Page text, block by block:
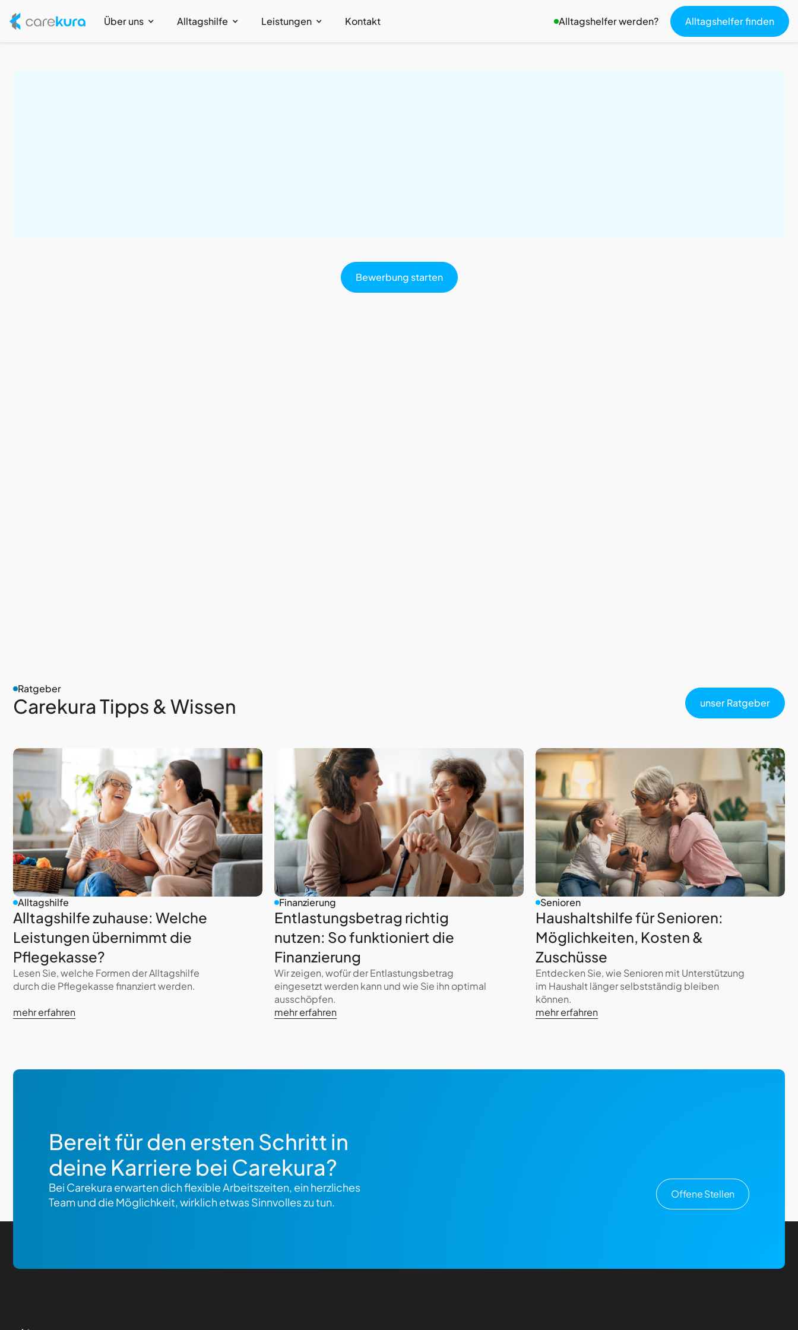
Über uns Alltagshilfe Leistungen Kontakt Alltagshelfer werden? Alltagshelfer finden
Bewerbung starten
Ratgeber
Carekura Tipps & Wissen unser Ratgeber
Alltagshilfe
Alltagshilfe zuhause: Welche
Leistungen übernimmt die
Pflegekasse?
Lesen Sie, welche Formen der Alltagshilfe
durch die Pflegekasse finanziert werden.
mehr erfahren
Finanzierung
Entlastungsbetrag richtig
nutzen: So funktioniert die
Finanzierung
Wir zeigen, wofür der Entlastungsbetrag
eingesetzt werden kann und wie Sie ihn optimal
ausschöpfen.
mehr erfahren
Senioren
Haushaltshilfe für Senioren:
Möglichkeiten, Kosten &
Zuschüsse
Entdecken Sie, wie Senioren mit Unterstützung
im Haushalt länger selbstständig bleiben
können.
mehr erfahren
Bereit für den ersten Schritt in
deine Karriere bei Carekura?
Bei Carekura erwarten dich flexible Arbeitszeiten, ein herzliches
Team und die Möglichkeit, wirklich etwas Sinnvolles zu tun.
Offene Stellen